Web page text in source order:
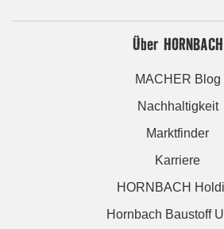
Über HORNBACH
MACHER Blog
Nachhaltigkeit
Marktfinder
Karriere
HORNBACH
Hornbach Baustoff